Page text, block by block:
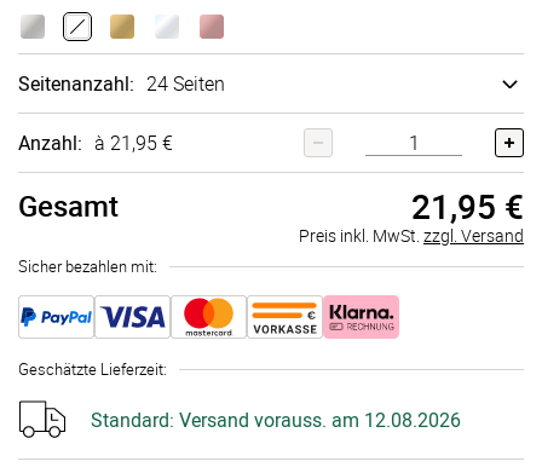
Seitenanzahl: 24 Seiten
Anzahl: à 21,95 €
Gesamt 21,95 €
Preis inkl. MwSt. zzgl. Versand
Sicher bezahlen mit:
Geschätzte Lieferzeit:
Standard: Versand vorauss. am 12.08.2026